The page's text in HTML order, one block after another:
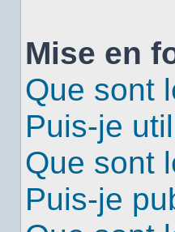
Mise en
Que sont
Puis-je
Que sont
Puis-je